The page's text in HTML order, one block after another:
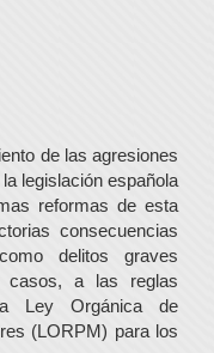
de las agresiones
legislación española
reformas de esta
consecuencias
delitos graves
casos, a las reglas
Ley Orgánica de
(LORPM) para los